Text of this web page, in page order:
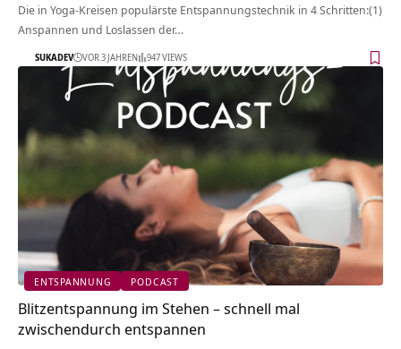
Die in Yoga-Kreisen populärste Entspannungstechnik in 4 Schritten:(1)
Anspannen und Loslassen der…
SUKADEV VOR 3 JAHREN 947 VIEWS
ENTSPANNUNG PODCAST
Blitzentspannung im Stehen – schnell mal
zwischendurch entspannen